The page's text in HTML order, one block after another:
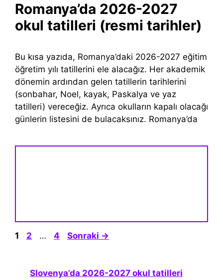
Romanya’da 2026-2027
okul tatilleri (resmi tarihler)
Bu kısa yazıda, Romanya’daki 2026-2027 eğitim
öğretim yılı tatillerini ele alacağız. Her akademik
dönemin ardından gelen tatillerin tarihlerini
(sonbahar, Noel, kayak, Paskalya ve yaz
tatilleri) vereceğiz. Ayrıca okulların kapalı olacağı
günlerin listesini de bulacaksınız. Romanya’da
Sayfa
1 Sayfa
2 … Sayfa
4 Sonraki →
Slovenya’da 2026-2027 okul tatilleri